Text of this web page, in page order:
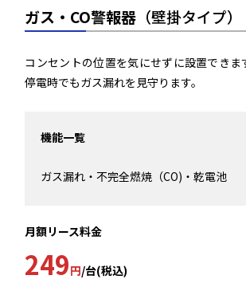
ガス・CO警報器 （壁掛タイプ）
コンセントの位置を気にせずに設置できま
停電時でもガス漏れを見守ります。
機能一覧
ガス漏れ・不完全燃焼（CO)・乾電池
月額リース料金
249円/台(税込)